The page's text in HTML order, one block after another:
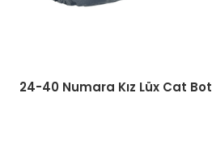
24-40 Numara Kız Lüx Cat Bot